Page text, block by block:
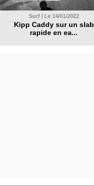
Surf | Le 14/01/2022
Kipp Caddy sur un slab
rapide en ea...